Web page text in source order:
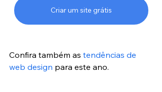
Criar um site grátis
Confira também as tendências de
web design para este ano.